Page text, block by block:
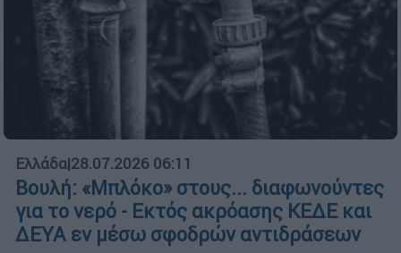
Ελλάδα|28.07.2026 06:11
Βουλή: «Μπλόκο» στους... διαφωνούντες
για το νερό - Εκτός ακρόασης ΚΕΔΕ και
ΔΕΥΑ εν μέσω σφοδρών αντιδράσεων